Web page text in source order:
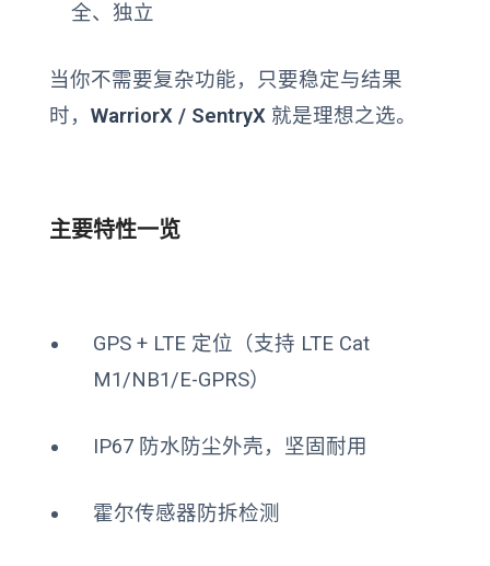
全、独立
当你不需要复杂功能，只要稳定与结果
时， WarriorX / SentryX 就是理想之选。
主要特性一览
GPS + LTE 定位（支持 LTE Cat
M1/NB1/E-GPRS）
IP67 防水防尘外壳，坚固耐用
霍尔传感器防拆检测